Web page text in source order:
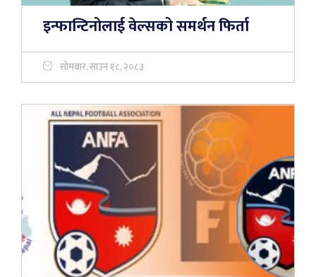
इन्फान्टिनोलाई वेल्सको समर्थन फिर्ता
सोमबार, साउन १८, २०८३